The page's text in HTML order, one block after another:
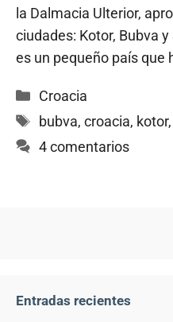
la Dalmacia Ulterior,
ciudades: Kotor, Bubva
es un pequeño país que
Categorías
Croacia
Etiquetas
bubva, croacia, kotor,
4 comentarios
Entradas recientes